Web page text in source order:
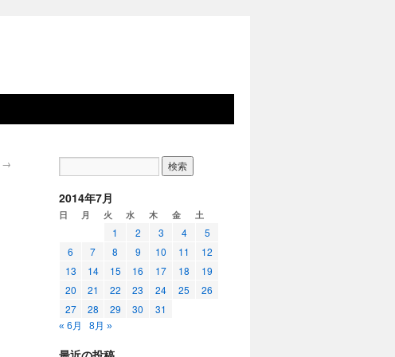
→
2014年7月
日 月 火 水 木 金 土
1 2 3 4
5
6
7 8 9 10 11
12
13
14 15 16 17 18
19
20
21 22 23 24 25
26
27
28 29 30 31
« 6月 8月 »